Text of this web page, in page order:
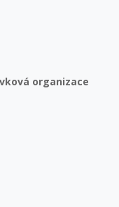
organizace